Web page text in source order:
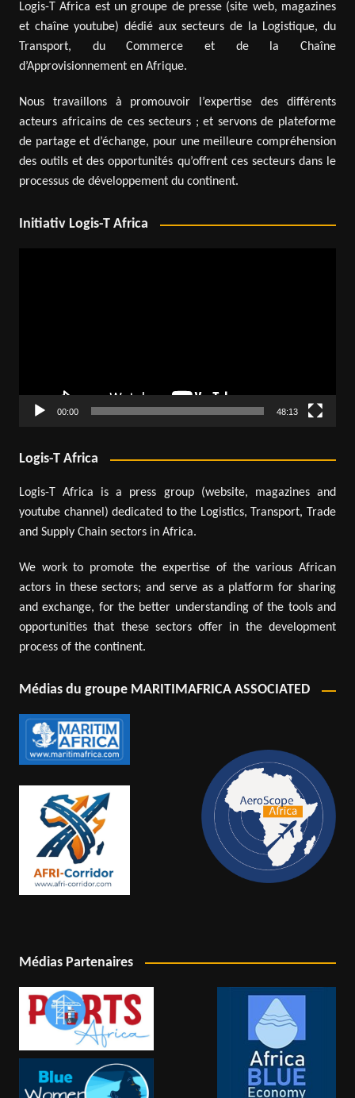
Logis-T Africa est un groupe de presse (site web, magazines
et chaîne youtube) dédié aux secteurs de la Logistique, du
Transport, du Commerce et de la Chaîne
d’Approvisionnement en Afrique.
Nous travaillons à promouvoir l’expertise des différents
acteurs africains de ces secteurs ; et servons de plateforme
de partage et d’échange, pour une meilleure compréhension
des outils et des opportunités qu’offrent ces secteurs dans le
processus de développement du continent.
Initiativ Logis-T Africa
00:00 48:13
Logis-T Africa
Logis-T Africa is a press group (website, magazines and
youtube channel) dedicated to the Logistics, Transport, Trade
and Supply Chain sectors in Africa.
We work to promote the expertise of the various African
actors in these sectors; and serve as a platform for sharing
and exchange, for the better understanding of the tools and
opportunities that these sectors offer in the development
process of the continent.
Médias du groupe MARITIMAFRICA ASSOCIATED
Médias Partenaires